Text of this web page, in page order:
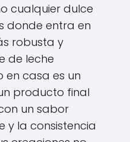
cualquier dulce
donde entra en
robusta y
de leche
en casa es un
producto final
un sabor
y la consistencia